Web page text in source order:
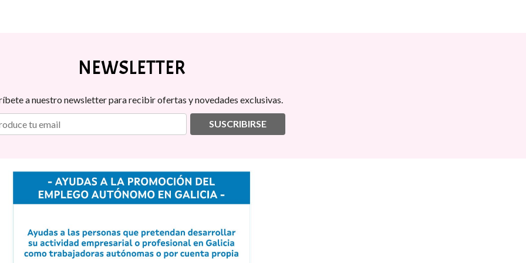
NEWSLETTER
a nuestro newsletter para recibir ofertas y novedades exclusivas.
SUSCRIBIRSE